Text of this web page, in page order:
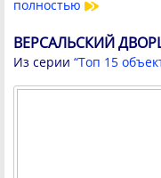
полностью
ВЕРСАЛЬСКИЙ
Из серии “Топ 15